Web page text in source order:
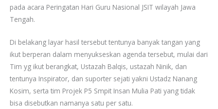
pada acara Peringatan Hari Guru Nasional JSIT wilayah Jawa
Tengah.
Di belakang layar hasil tersebut tentunya banyak tangan yang
ikut berperan dalam menyukseskan agenda tersebut, mulai dari
Tim yg ikut berangkat, Ustazah Balqis, ustazah Ninik, dan
tentunya Inspirator, dan suporter sejati yakni Ustadz Nanang
Kosim, serta tim Projek P5 Smpit Insan Mulia Pati yang tidak
bisa disebutkan namanya satu per satu.